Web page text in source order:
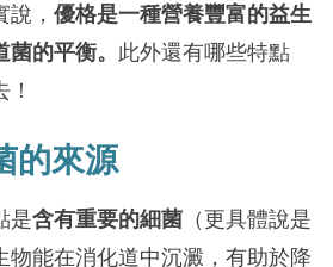
， 優格是一種營養豐富的益生
的平衡。 此外還有哪些特點
的來源
是含有重要的細菌 （更具體說是
物能在消化道中沉澱，有助於降